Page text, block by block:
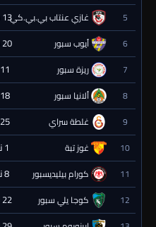
5 غازي عنتاب بي.بي.كي.13 سبتمبر 2026 - 20:00
6 أيوب سبور 20 سبتمبر 2026 - 20:00
7 ريزة سبور 11 أكتوبر 2026 - 20:00
8 ألانيا سبور 18 أكتوبر 2026 - 20:00
9 غلطة سراي 25 أكتوبر 2026 - 20:00
10 غوز تبة 1 نوفمبر 2026 - 19:00
11 كورام بيليديسبور 8 نوفمبر 2026 - 19:00
12 كوجا يلي سبور 22 نوفمبر 2026 - 19:00